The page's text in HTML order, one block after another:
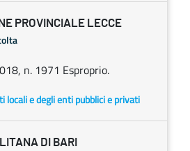
PROVINCIALE LECCE
n. 1971 Esproprio.
locali e degli enti pubblici e privati
DI BARI